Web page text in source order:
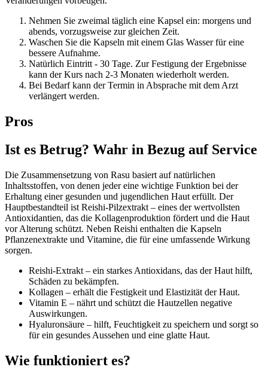
Nehmen Sie zweimal täglich eine Kapsel ein: morgens und
abends, vorzugsweise zur gleichen Zeit.
Waschen Sie die Kapseln mit einem Glas Wasser für eine
bessere Aufnahme.
Natürlich Eintritt - 30 Tage. Zur Festigung der Ergebnisse
kann der Kurs nach 2-3 Monaten wiederholt werden.
Bei Bedarf kann der Termin in Absprache mit dem Arzt
verlängert werden.
Pros
Ist es Betrug? Wahr in Bezug auf Service
Die Zusammensetzung von Rasu basiert auf natürlichen
Inhaltsstoffen, von denen jeder eine wichtige Funktion bei der
Erhaltung einer gesunden und jugendlichen Haut erfüllt. Der
Hauptbestandteil ist Reishi-Pilzextrakt – eines der wertvollsten
Antioxidantien, das die Kollagenproduktion fördert und die Haut
vor Alterung schützt. Neben Reishi enthalten die Kapseln
Pflanzenextrakte und Vitamine, die für eine umfassende Wirkung
sorgen.
Reishi-Extrakt – ein starkes Antioxidans, das der Haut hilft,
Schäden zu bekämpfen.
Kollagen – erhält die Festigkeit und Elastizität der Haut.
Vitamin E – nährt und schützt die Hautzellen negative
Auswirkungen.
Hyaluronsäure – hilft, Feuchtigkeit zu speichern und sorgt so
für ein gesundes Aussehen und eine glatte Haut.
Wie funktioniert es?